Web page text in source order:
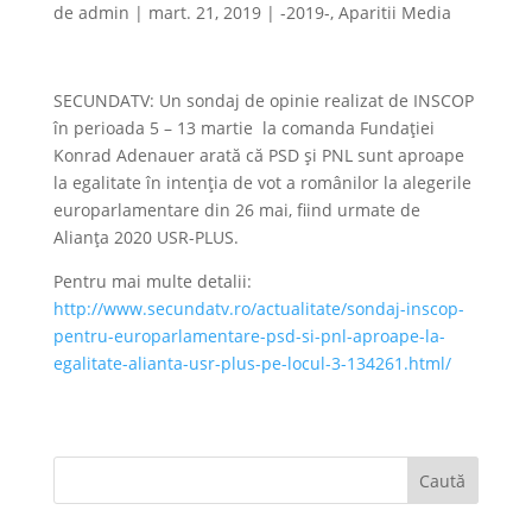
de admin | mart. 21, 2019| -2019-, Aparitii Media
SECUNDATV: Un sondaj de opinie realizat de INSCOP
în perioada 5 – 13 martie la comanda Fundației
Konrad Adenauer arată că PSD și PNL sunt aproape
la egalitate în intenția de vot a românilor la alegerile
europarlamentare din 26 mai, fiind urmate de
Alianța 2020 USR-PLUS.
Pentru mai multe detalii:
http://www.secundatv.ro/actualitate/sondaj-inscop-
pentru-europarlamentare-psd-si-pnl-aproape-la-
egalitate-alianta-usr-plus-pe-locul-3-134261.html/
Caută